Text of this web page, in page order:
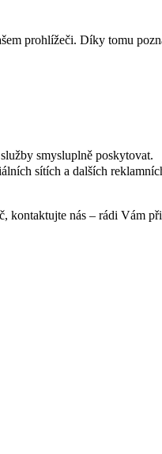
prohlížeči. Díky tomu
smysluplně poskytovat.
sítích a dalších
kontaktujte nás – rádi Vám